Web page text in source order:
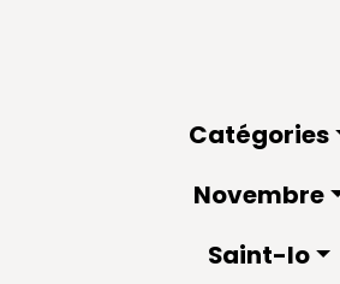
Catégories
Novembre
Saint-lo